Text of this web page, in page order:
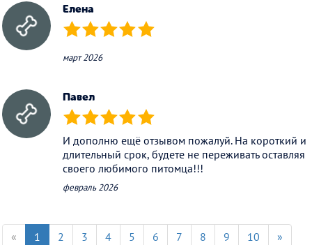
Елена
(*) (*) (*) (*) (*)
март 2026
Павел
(*) (*) (*) (*) (*)
И дополню ещё отзывом пожалуй. На короткий и
длительный срок, будете не переживать оставляя
своего любимого питомца!!!
февраль 2026
« 1 2 3 4 5 6 7 8 9 10 »